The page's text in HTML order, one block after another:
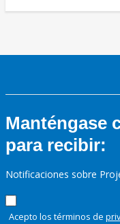
Manténgase
para recibir:
Notificaciones sobre
Acepto los términos de